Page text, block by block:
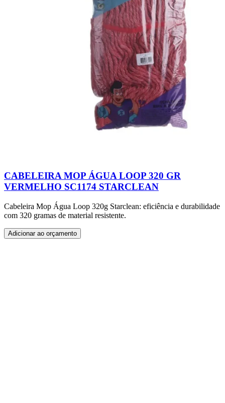
CABELEIRA MOP ÁGUA LOOP 320 GR
VERMELHO SC1174 STARCLEAN
Cabeleira Mop Água Loop 320g Starclean: eficiência e durabilidade
com 320 gramas de material resistente.
Adicionar ao orçamento